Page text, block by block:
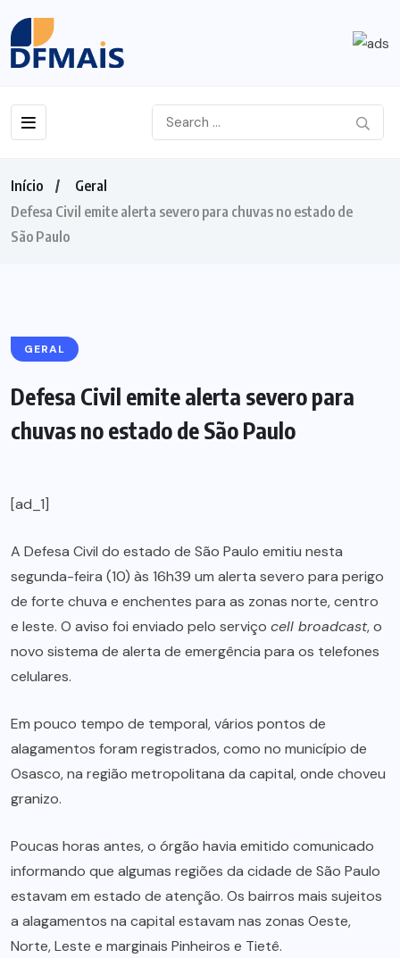
Início
Geral
Defesa Civil emite alerta severo para chuvas no estado de
São Paulo
GERAL
Defesa Civil emite alerta severo para
chuvas no estado de São Paulo
[ad_1]
A Defesa Civil do estado de São Paulo emitiu nesta
segunda-feira (10) às 16h39 um alerta severo para perigo
de forte chuva e enchentes para as zonas norte, centro
e leste. O aviso foi enviado pelo serviço cell broadcast, o
novo sistema de alerta de emergência para os telefones
celulares.
Em pouco tempo de temporal, vários pontos de
alagamentos foram registrados, como no município de
Osasco, na região metropolitana da capital, onde choveu
granizo.
Poucas horas antes, o órgão havia emitido comunicado
informando que algumas regiões da cidade de São Paulo
estavam em estado de atenção. Os bairros mais sujeitos
a alagamentos na capital estavam nas zonas Oeste,
Norte, Leste e marginais Pinheiros e Tietê.